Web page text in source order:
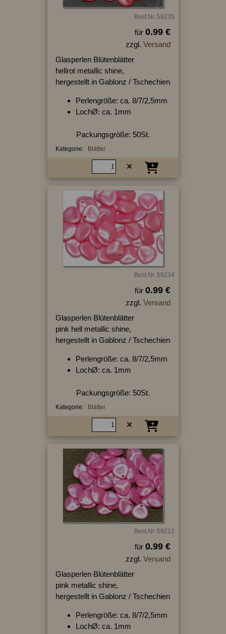
Best.Nr.:59235
für 0.99 €
zzgl. Versand
Glasperlen Blütenblätter
hellrot metallic shine,
hergestellt in Gablonz / Tschechien
Perlengröße: ca. 8/7/2,5mm
LochØ: ca. 1mm
Packungsgröße: 50St.
Kategorie: Blätter
Best.Nr.:59234
für 0.99 €
zzgl. Versand
Glasperlen Blütenblätter
pink hell metallic shine,
hergestellt in Gablonz / Tschechien
Perlengröße: ca. 8/7/2,5mm
LochØ: ca. 1mm
Packungsgröße: 50St.
Kategorie: Blätter
Best.Nr.:59212
für 0.99 €
zzgl. Versand
Glasperlen Blütenblätter
pink metallic shine,
hergestellt in Gablonz / Tschechien
Perlengröße: ca. 8/7/2,5mm
LochØ: ca. 1mm